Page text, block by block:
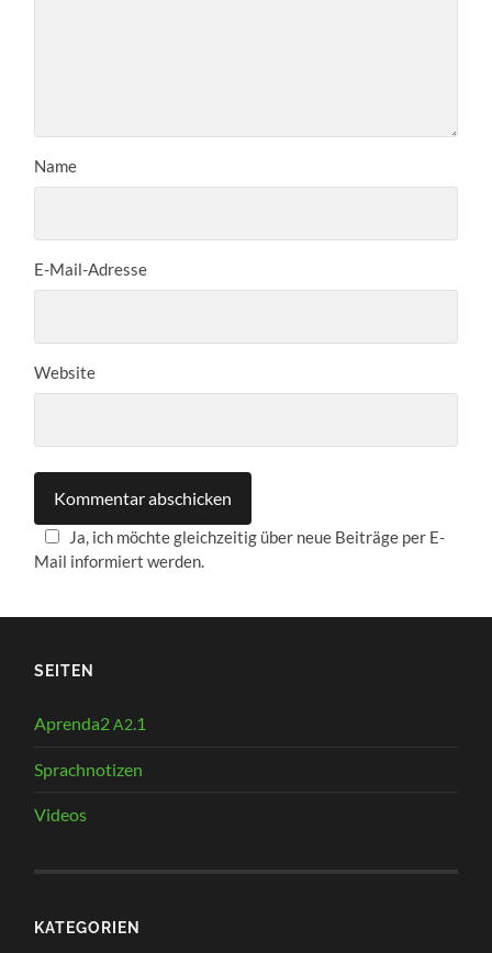
Name
E-Mail-Adresse
Website
Ja, ich möchte gleichzeitig über neue Beiträge per E-
Mail informiert werden.
SEITEN
Aprenda2A2 .1
Sprachnotizen
Videos
KATEGORIEN